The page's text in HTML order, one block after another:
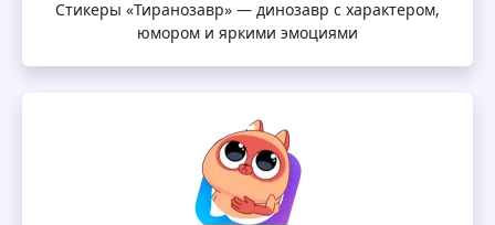
Стикеры «Тиранозавр» — динозавр с характером,
юмором и яркими эмоциями